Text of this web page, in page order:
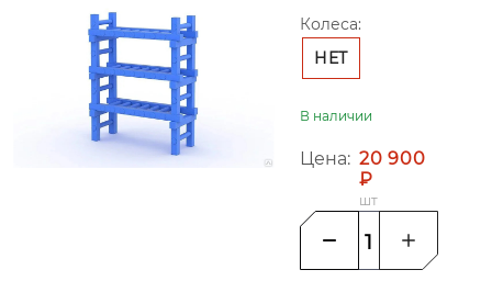
Колеса:
НЕТ
В наличии
Цена: 20 900
₽
шт